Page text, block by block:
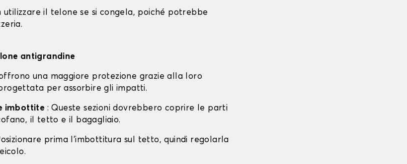
utilizzare il telone se si congela, poiché potrebbe
antigrandine
una maggiore protezione grazie alla loro
per assorbire gli impatti.
imbottite : Queste sezioni dovrebbero coprire le parti
il tetto e il bagagliaio.
prima l'imbottitura sul tetto, quindi regolarla